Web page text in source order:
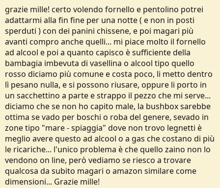
FORCLAZ Sacco a pelo TREK500 5°
€59,99
https://www.decathlon.it/-id_8556633.html
oppure
FORCLAZ Sacco a pelo TREK500 10° LIGHT
€49,99
https://www.decathlon.it/-id_8556632.html
FORCLAZ Materassino montagna gonfiabile TREK700 AIR L giallo
€39,99
https://www.decathlon.it/-id_8493395.html
€17,66 Fornello ad alcool in titanio
https://a.aliexpress.com/_B02L9y
oppure
€ 9,60 Fornello ad alcool, scegli spedizione dalla Spagna
https://a.aliexpress.com/_BUHyai
€17,50 Pentolino in titanio da 750 ml
https://a.aliexpress.com/_BOMpLC
oppure
grazie mille! certo volendo fornello e pentolino potrei
adattarmi alla fin fine per una notte ( e non in posti
sperduti ) con dei panini chissene, e poi magari più
avanti compro anche quelli... mi piace molto il fornello
ad alcool e poi a quanto capisco è sufficiente della
bambagia imbevuta di vasellina o alcool tipo quello
rosso diciamo più comune e costa poco, li metto dentro
lì pesano nulla, e si possono riusare, oppure li porto in
un sacchettino a parte e strappo il pezzo che mi serve...
diciamo che se non ho capito male, la bushbox sarebbe
ottima se vado per boschi o roba del genere, sevado in
zone tipo "mare - spiaggia" dove non trovo legnetti è
meglio avere questo ad alcool o a gas che costano di più
le ricariche... l'unico problema è che quello zaino non lo
vendono on line, però vediamo se riesco a trovare
qualcosa da subito magari o amazon similare come
dimensioni... Grazie mille!